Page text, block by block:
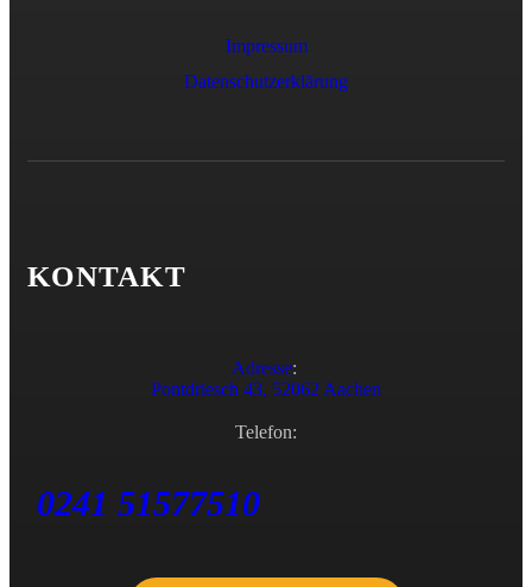
Impressum
Datenschutzerklärung
KONTAKT
Adresse:
Pontdriesch 43, 52062 Aachen
Telefon:
0241 51577510